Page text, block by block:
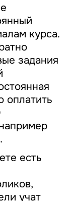
курса.
задания
оплатить
есть
учат